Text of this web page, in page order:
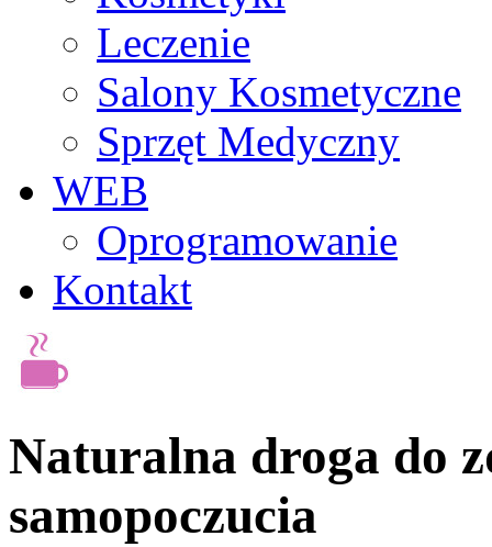
Leczenie
Salony Kosmetyczne
Sprzęt Medyczny
WEB
Oprogramowanie
Kontakt
Naturalna droga do
samopoczucia